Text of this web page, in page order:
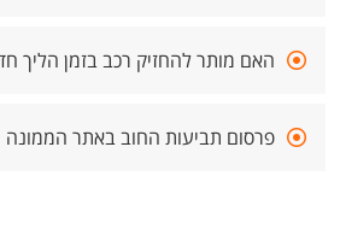
האם מותר להחזיק רכב בזמן הליך
פרסום תביעות החוב באתר הממונה